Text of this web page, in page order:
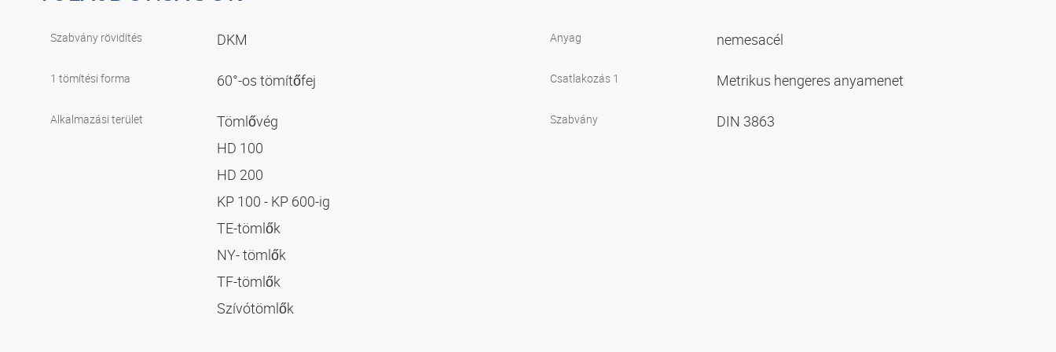
Szabvány rövidítés DKM
1 tömítési forma 60°-os tömítőfej
Alkalmazási terület
Tömlővég
HD 100
HD 200
KP 100 - KP 600-ig
TE-tömlők
NY- tömlők
TF-tömlők
Szívótömlők
Anyag nemesacél
Csatlakozás 1 Metrikus hengeres anyamenet
Szabvány DIN 3863